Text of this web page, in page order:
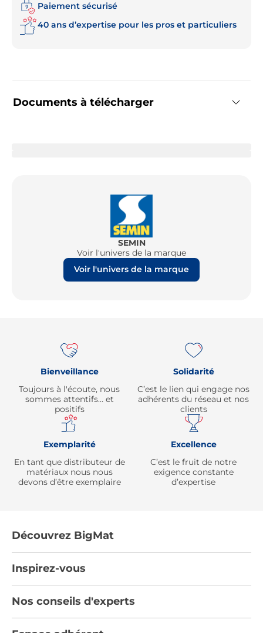
Documents à télécharger
Paiement sécurisé
40 ans d’expertise pour les pros et particuliers
SEMIN
Voir l'univers de la marque
Voir l'univers de la marque
Bienveillance
Toujours à l'écoute, nous
sommes attentifs… et
positifs
Solidarité
C’est le lien qui engage nos
adhérents du réseau et nos
clients
Exemplarité
En tant que distributeur de
matériaux nous nous
devons d’être exemplaire
Excellence
C’est le fruit de notre
exigence constante
d’expertise
Découvrez BigMat
Devenez adhérent
Inspirez-vous
Nos conseils d'experts